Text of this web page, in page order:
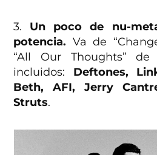
3. Un poco de nu-
potencia. Va de
“All Our Thoughts” de
incluidos: Deftones,
Beth, AFI, Jerry
Struts.